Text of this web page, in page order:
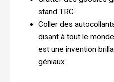
stand TRC
Coller des
disant à tout le
est une invention
géniaux